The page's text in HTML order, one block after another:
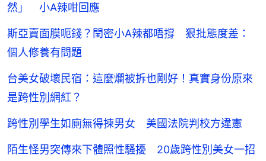
然」 小A辣咁回應
斯亞賣面膜呃錢？閏密小A辣都唔撐 狠批態度差：
個人修養有問題
台美女破壞民宿：這麼爛被拆也剛好！真實身份原來
是跨性別網紅？
跨性別學生如廁無得揀男女 美國法院判校方違憲
陌生怪男突傳來下體照性騷擾 20歲跨性別美女一招